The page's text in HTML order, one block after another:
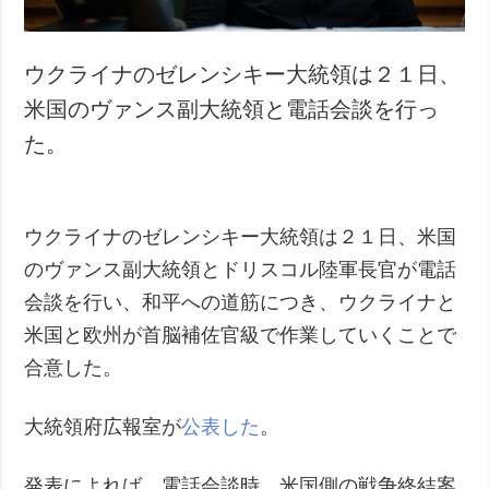
ウクライナのゼレンシキー大統領は２１日、
米国のヴァンス副大統領と電話会談を行っ
た。
ウクライナのゼレンシキー大統領は２１日、米国
のヴァンス副大統領とドリスコル陸軍長官が電話
会談を行い、和平への道筋につき、ウクライナと
米国と欧州が首脳補佐官級で作業していくことで
合意した。
大統領府広報室が公表した 。